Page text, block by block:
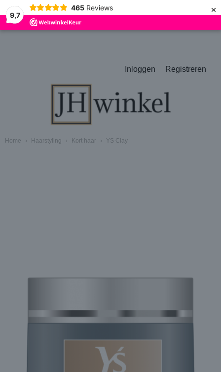
9,7
465 Reviews ×
Inloggen Registreren
Home › Haarstyling › Kort haar › YS Clay